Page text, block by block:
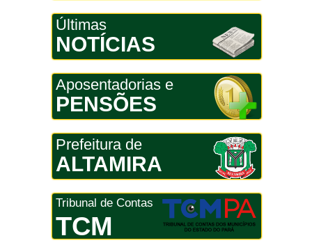
Últimas
NOTÍCIAS
Aposentadorias e
PENSÕES
Prefeitura de
ALTAMIRA
Tribunal de Contas
TCM